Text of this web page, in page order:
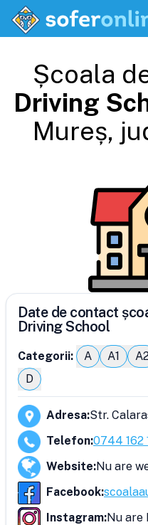
Școala
Driving
Mureș,
Date de contact
Driving School
Categorii: A A1
D
Adresa:Str.
Telefon:0744 162
Website:Nu are
Facebook:
Instagram:Nu are